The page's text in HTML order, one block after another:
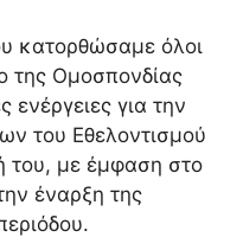
κατορθώσαμε όλοι
της Ομοσπονδίας
ενέργειες για την
του Εθελοντισμού
του, με έμφαση στο
έναρξη της